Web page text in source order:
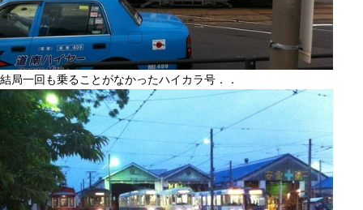
結局一回も乗ることがなかったハイカラ号．．